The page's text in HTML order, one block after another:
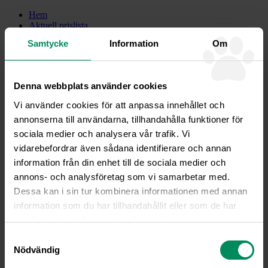
Samtycke Information Om
Denna webbplats använder cookies
Vi använder cookies för att anpassa innehållet och
annonserna till användarna, tillhandahålla funktioner för
sociala medier och analysera vår trafik. Vi
vidarebefordrar även sådana identifierare och annan
information från din enhet till de sociala medier och
annons- och analysföretag som vi samarbetar med.
Dessa kan i sin tur kombinera informationen med annan
information som du har tillhandahållit eller som de har
samlat in när du har använt deras tjänster.
Nödvändig
Hem
Aktuell prislista
Böcker av Anna Pamuk
Europeiska jordbruksfonden
Föreläsningar och kurser
Hela Jakthunden och JaktJournalen
Hundjägarpodden
Klubb Fjällveterinären
Kontakt och bokning
Lediga tjänster
Medarbetare på besök
Om oss och om verksamheten
Operationsavdelningen
Tandvård av hund och katt
Telefonväxel
Veterinären ger råd